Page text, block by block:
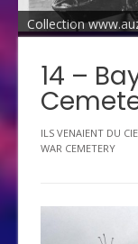
Collection
14 –
ILS VENAIENT DU
WAR CEMETERY